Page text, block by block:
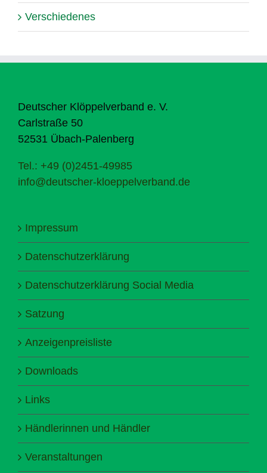
Verschiedenes
Deutscher Klöppelverband e. V.
Carlstraße 50
52531 Übach-Palenberg
Tel.: +49 (0)2451-49985
info@deutscher-kloeppelverband.de
Impressum
Datenschutzerklärung
Datenschutzerklärung Social Media
Satzung
Anzeigenpreisliste
Downloads
Links
Händlerinnen und Händler
Veranstaltungen